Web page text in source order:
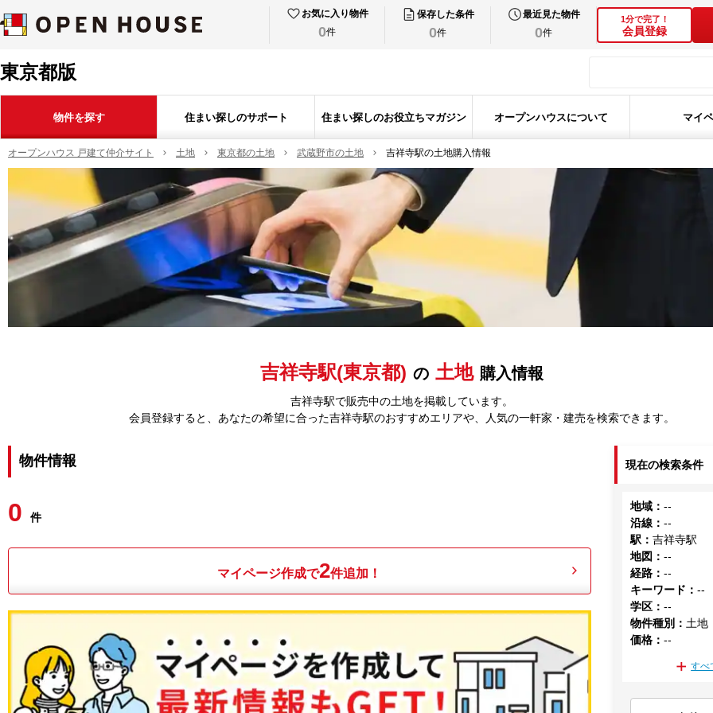
お気に入り物件
0件
保存した条件
0件
最近見た物件
0件
1分で完了！
会員登録
東京都版
物件を探す 住まい探しのサポート 住まい探しのお役立ちマガジン オープンハウスについて マイ
オープンハウス 戸建て仲介サイト 土地 東京都の土地 武蔵野市の土地 吉祥寺駅の土地購入情報
吉祥寺駅(東京都) の 土地 購入情報
吉祥寺駅で販売中の土地を掲載しています。
会員登録すると、あなたの希望に合った吉祥寺駅のおすすめエリアや、人気の一軒家・建売を検索できます。
物件情報
0 件
マイページ作成で2件追加！
現在の検索条件
地域 ：--
沿線 ：--
駅 ：吉祥寺駅
地図 ：--
経路 ：--
キーワード ：--
学区 ：--
物件種別 ： 土地
価格 ：--
すべ